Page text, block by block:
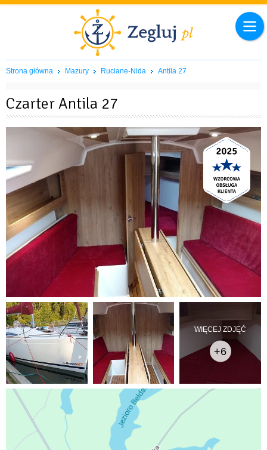
Strona główna Mazury Ruciane-Nida Antila 27
Czarter Antila 27
WIĘCEJ ZDJĘĆ
+6